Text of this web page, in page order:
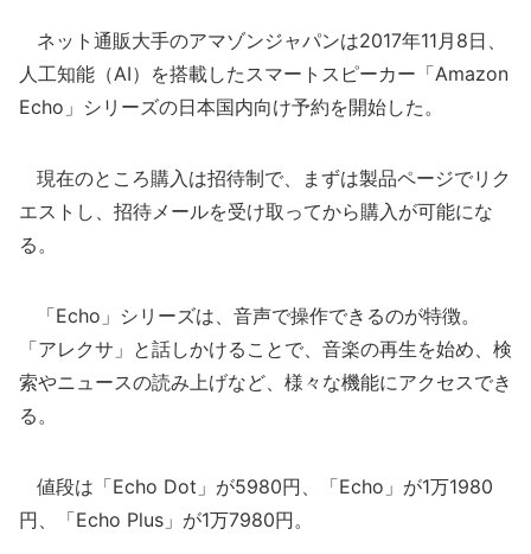
ネット通販大手のアマゾンジャパンは2017年11月8日、
人工知能（AI）を搭載したスマートスピーカー「Amazon
Echo」シリーズの日本国内向け予約を開始した。
現在のところ購入は招待制で、まずは製品ページでリク
エストし、招待メールを受け取ってから購入が可能にな
る。
「Echo」シリーズは、音声で操作できるのが特徴。
「アレクサ」と話しかけることで、音楽の再生を始め、検
索やニュースの読み上げなど、様々な機能にアクセスでき
る。
値段は「Echo Dot」が5980円、「Echo」が1万1980
円、「Echo Plus」が1万7980円。